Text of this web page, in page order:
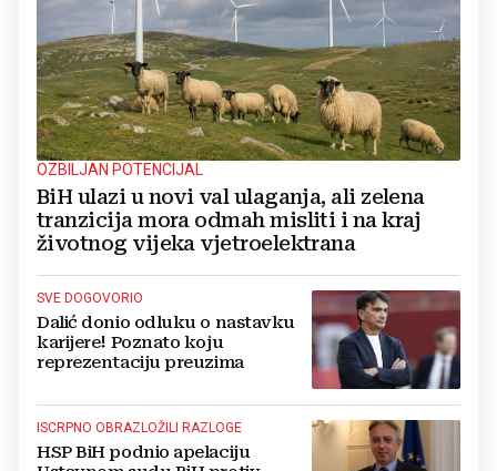
OZBILJAN POTENCIJAL
BiH ulazi u novi val ulaganja, ali zelena
tranzicija mora odmah misliti i na kraj
životnog vijeka vjetroelektrana
SVE DOGOVORIO
Dalić donio odluku o nastavku
karijere! Poznato koju
reprezentaciju preuzima
ISCRPNO OBRAZLOŽILI RAZLOGE
HSP BiH podnio apelaciju